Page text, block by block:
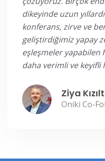
dikeyinde uzun
konferans, zirve ve
geliştirdiğimiz yapay
eşleşmeler
daha verimli ve keyifli
Ziya
Oniki Co-